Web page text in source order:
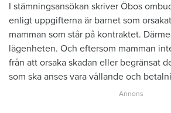
I stämningsansökan skriver Öbos
enligt uppgifterna är barnet som
mamman som står på kontraktet.
lägenheten. Och eftersom mamman
från att orsaka skadan eller begränsat
som ska anses vara vållande och